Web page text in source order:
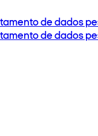
de dados
de dados